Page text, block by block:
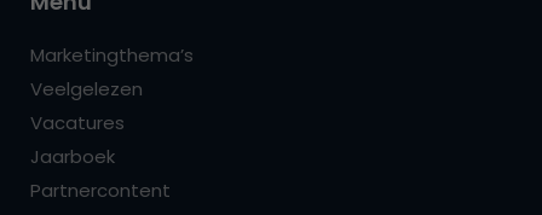
Marketingthema’s
Veelgelezen
Vacatures
Jaarboek
Partnercontent